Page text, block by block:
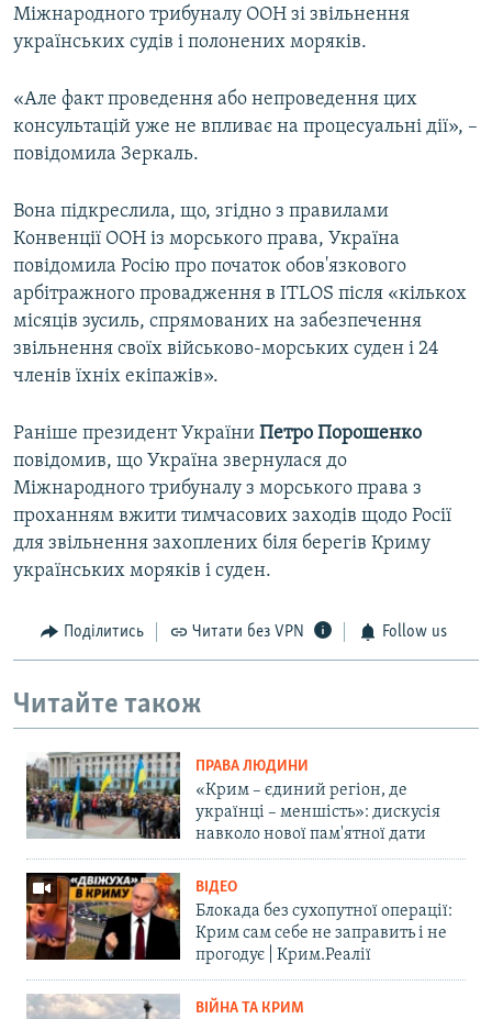
Міжнародного трибуналу ООН зі звільнення
українських судів і полонених моряків.
«Але факт проведення або непроведення цих
консультацій уже не впливає на процесуальні дії», –
повідомила Зеркаль.
Вона підкреслила, що, згідно з правилами
Конвенції ООН із морського права, Україна
повідомила Росію про початок обов'язкового
арбітражного провадження в ITLOS після «кількох
місяців зусиль, спрямованих на забезпечення
звільнення своїх військово-морських суден і 24
членів їхніх екіпажів».
Раніше президент України Петро Порошенко
повідомив, що Україна звернулася до
Міжнародного трибуналу з морського права з
проханням вжити тимчасових заходів щодо Росії
для звільнення захоплених біля берегів Криму
українських моряків і суден.
Поділитись Читати без VPN Follow us
Читайте також
ПРАВА ЛЮДИНИ
«Крим – єдиний регіон, де
українці – меншість»: дискусія
навколо нової пам'ятної дати
ВІДЕО
Блокада без сухопутної операції:
Крим сам себе не заправить і не
прогодує | Крим.Реалії
ВІЙНА ТА КРИМ